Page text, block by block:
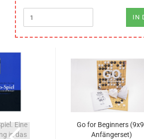
IN
Eine
in das
Go for Beginners
Anfängerset)